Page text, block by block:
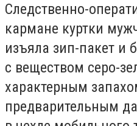
Следственно-
кармане куртки
изъяла зип-пакет и
с веществом серо-
характерным
предварительным